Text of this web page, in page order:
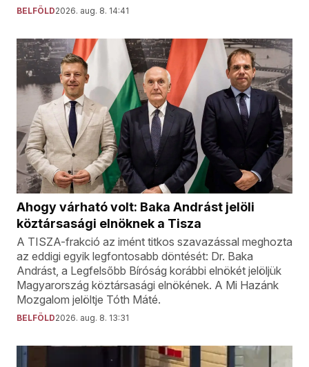
BELFÖLD2026. aug. 8. 14:41
Ahogy várható volt: Baka Andrást jelöli
köztársasági elnöknek a Tisza
A TISZA-frakció az imént titkos szavazással meghozta
az eddigi egyik legfontosabb döntését: Dr. Baka
Andrást, a Legfelsőbb Bíróság korábbi elnökét jelöljük
Magyarország köztársasági elnökének. A Mi Hazánk
Mozgalom jelöltje Tóth Máté.
BELFÖLD2026. aug. 8. 13:31